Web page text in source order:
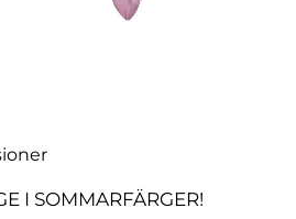
I SOMMARFÄRGER!